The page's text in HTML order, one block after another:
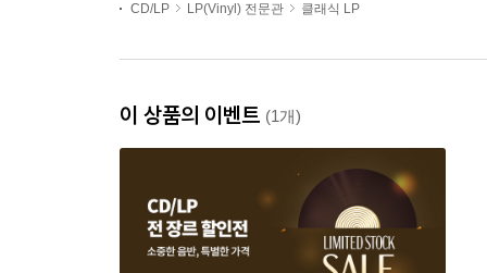
CD/LP
LP(Vinyl) 전문관 클래식 LP
이 상품의 이벤트 (1개)